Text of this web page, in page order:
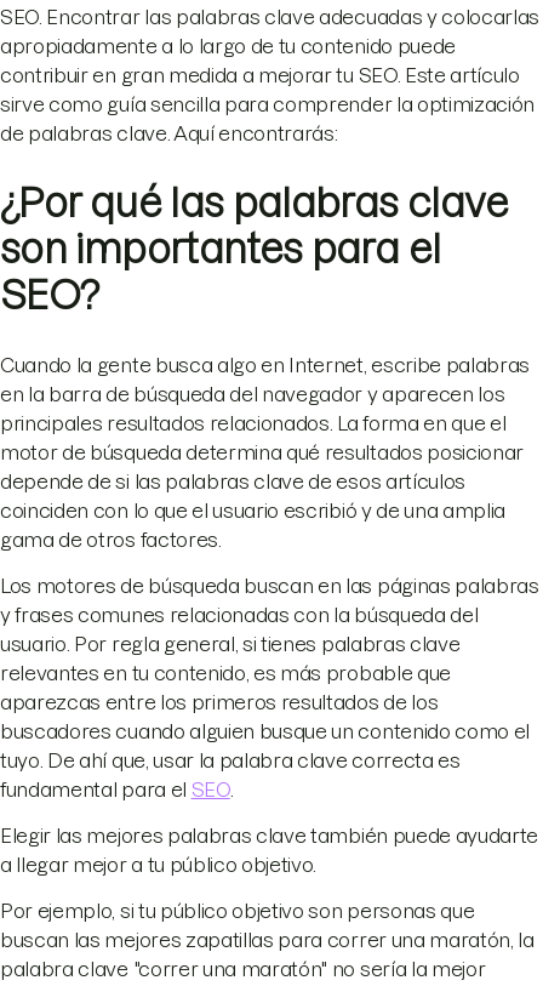
SEO. Encontrar las palabras clave adecuadas y colocarlas
apropiadamente a lo largo de tu contenido puede
contribuir en gran medida a mejorar tu SEO. Este artículo
sirve como guía sencilla para comprender la optimización
de palabras clave. Aquí encontrarás:
¿Por qué las palabras clave
son importantes para el
SEO?
Cuando la gente busca algo en Internet, escribe palabras
en la barra de búsqueda del navegador y aparecen los
principales resultados relacionados. La forma en que el
motor de búsqueda determina qué resultados posicionar
depende de si las palabras clave de esos artículos
coinciden con lo que el usuario escribió y de una amplia
gama de otros factores.
Los motores de búsqueda buscan en las páginas palabras
y frases comunes relacionadas con la búsqueda del
usuario. Por regla general, si tienes palabras clave
relevantes en tu contenido, es más probable que
aparezcas entre los primeros resultados de los
buscadores cuando alguien busque un contenido como el
tuyo. De ahí que, usar la palabra clave correcta es
fundamental para el SEO.
Elegir las mejores palabras clave también puede ayudarte
a llegar mejor a tu público objetivo.
Por ejemplo, si tu público objetivo son personas que
buscan las mejores zapatillas para correr una maratón, la
palabra clave "correr una maratón" no sería la mejor